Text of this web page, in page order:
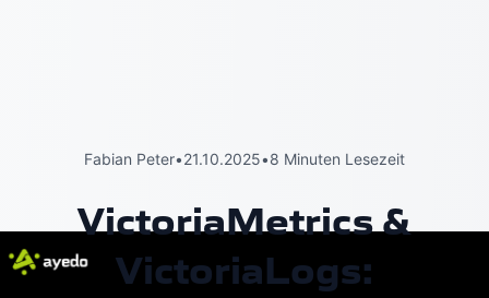
Fabian Peter•21.10.2025•8 Minuten Lesezeit
VictoriaMetrics &
VictoriaLogs: